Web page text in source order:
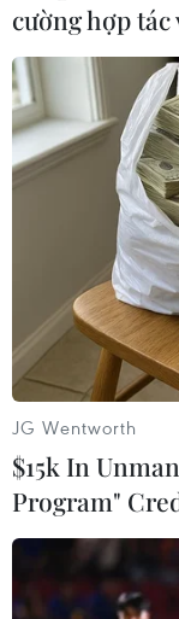
#Cấp phép
#AstraZeneca
#COVAX
cường hợp tác
JG Wentworth
$15k In
Program"